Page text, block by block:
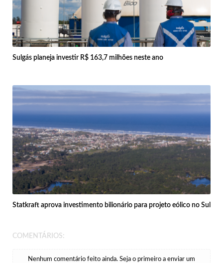
Sulgás planeja investir R$ 163,7 milhões neste ano
Statkraft aprova investimento bilionário para projeto eólico no Sul
COMENTÁRIOS:
Nenhum comentário feito ainda. Seja o primeiro a enviar um